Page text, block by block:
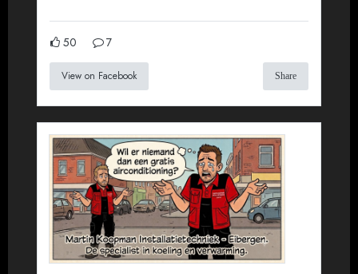
50 7
View on Facebook Share